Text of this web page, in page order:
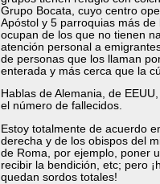
Grupo Bocata, cuyo centro
Apóstol y 5 parroquias más
ocupan de los que no tienen
atención personal a
de personas que los llaman
enterada y más cerca que la
Hablas de Alemania, de
el número de fallecidos.
Estoy totalmente de acuerdo
derecha y de los obispos del
de Roma, por ejemplo, poner
recibir la bendición, etc; pero
quedan sordos totales!